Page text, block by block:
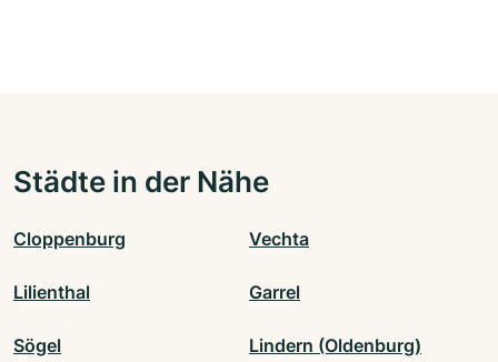
Städte in der Nähe
Cloppenburg Vechta
Lilienthal Garrel
Sögel Lindern (Oldenburg)